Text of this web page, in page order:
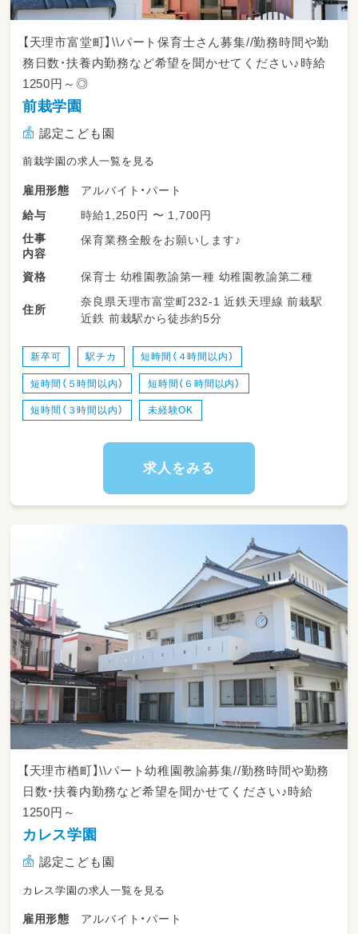
【天理市富堂町】\\パート保育士さん募集//勤務時間や勤
務日数・扶養内勤務など希望を聞かせてください♪時給
1250円～◎
前栽学園
認定こども園
前栽学園の求人一覧を見る
雇用形態
アルバイト・パート
給与
時給1,250円 〜 1,700円
仕事
内容
保育業務全般をお願いします♪
資格 保育士 幼稚園教諭第一種 幼稚園教諭第二種
住所
奈良県天理市富堂町232-1 近鉄天理線 前栽駅
近鉄 前栽駅から徒歩約5分
新卒可 駅チカ 短時間（４時間以内）
短時間（５時間以内） 短時間（６時間以内）
短時間（３時間以内） 未経験OK
求人をみる
【天理市楢町】\\パート幼稚園教諭募集//勤務時間や勤務
日数・扶養内勤務など希望を聞かせてください♪時給
1250円～
カレス学園
認定こども園
カレス学園の求人一覧を見る
雇用形態 アルバイト・パート